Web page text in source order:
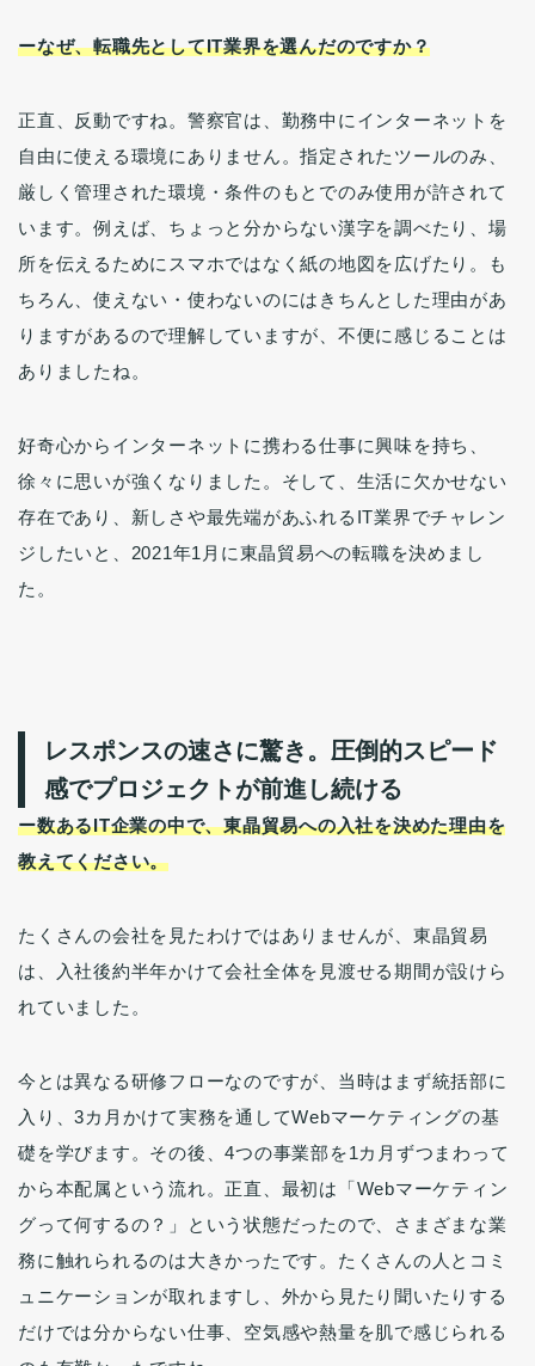
ーなぜ、転職先としてIT業界を選んだのですか？
正直、反動ですね。警察官は、勤務中にインターネットを
自由に使える環境にありません。指定されたツールのみ、
厳しく管理された環境・条件のもとでのみ使用が許されて
います。例えば、ちょっと分からない漢字を調べたり、場
所を伝えるためにスマホではなく紙の地図を広げたり。も
ちろん、使えない・使わないのにはきちんとした理由があ
りますがあるので理解していますが、不便に感じることは
ありましたね。
好奇心からインターネットに携わる仕事に興味を持ち、
徐々に思いが強くなりました。そして、生活に欠かせない
存在であり、新しさや最先端があふれるIT業界でチャレン
ジしたいと、2021年1月に東晶貿易への転職を決めまし
た。
レスポンスの速さに驚き。圧倒的スピード
感でプロジェクトが前進し続ける
ー数あるIT企業の中で、東晶貿易への入社を決めた理由を
教えてください。
たくさんの会社を見たわけではありませんが、東晶貿易
は、入社後約半年かけて会社全体を見渡せる期間が設けら
れていました。
今とは異なる研修フローなのですが、当時はまず統括部に
入り、3カ月かけて実務を通してWebマーケティングの基
礎を学びます。その後、4つの事業部を1カ月ずつまわって
から本配属という流れ。正直、最初は「Webマーケティン
グって何するの？」という状態だったので、さまざまな業
務に触れられるのは大きかったです。たくさんの人とコミ
ュニケーションが取れますし、外から見たり聞いたりする
だけでは分からない仕事、空気感や熱量を肌で感じられる